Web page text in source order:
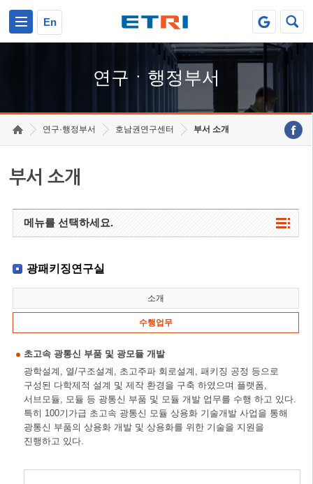
En
연구ㆍ행정부서
연구·행정부서 호남권연구센터 부서 소개
부서 소개
메뉴를 선택하세요.
광패키징연구실
소개
수행업무
초고속 광통신 부품 및 광모듈 개발
광학설계, 열/구조설계, 초고주파 회로설계, 패키징 공정 등으로
구성된 다학제적 설계 및 제작 환경을 구축 하였으며 플랫폼,
서브모듈, 모듈 등 광통신 부품 및 모듈 개발 업무를 수행 하고 있다.
특히 100기가급 초고속 광통신 모듈 상용화 기술개발 사업을 통해
광통신 부품의 상용화 개발 및 상용화를 위한 기술을 지원을
진행하고 있다.